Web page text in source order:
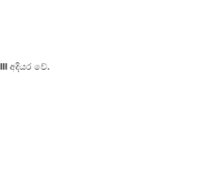
අදියර වේ.